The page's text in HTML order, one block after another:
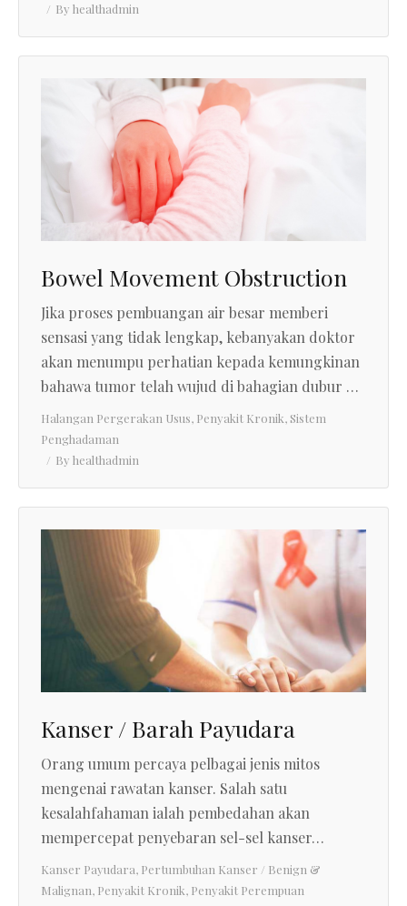
By healthadmin
Bowel Movement Obstruction
Jika proses pembuangan air besar memberi
sensasi yang tidak lengkap, kebanyakan doktor
akan menumpu perhatian kepada kemungkinan
bahawa tumor telah wujud di bahagian dubur …
Halangan Pergerakan Usus, Penyakit Kronik, Sistem
Penghadaman
By healthadmin
Kanser / Barah Payudara
Orang umum percaya pelbagai jenis mitos
mengenai rawatan kanser. Salah satu
kesalahfahaman ialah pembedahan akan
mempercepat penyebaran sel-sel kanser…
Kanser Payudara, Pertumbuhan Kanser / Benign &
Malignan, Penyakit Kronik, Penyakit Perempuan